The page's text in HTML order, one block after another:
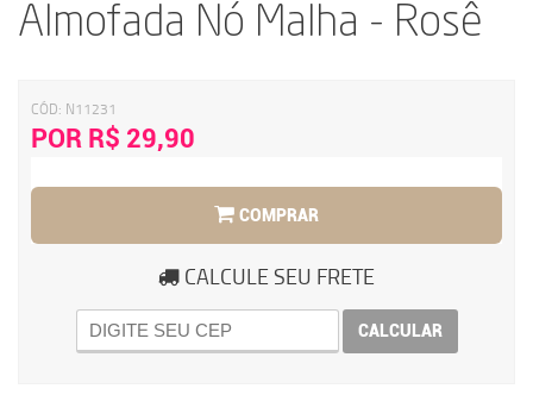
Almofada Nó Malha - Rosê
CÓD: N11231
POR R$ 29,90
COMPRAR
CALCULE SEU FRETE
CALCULAR